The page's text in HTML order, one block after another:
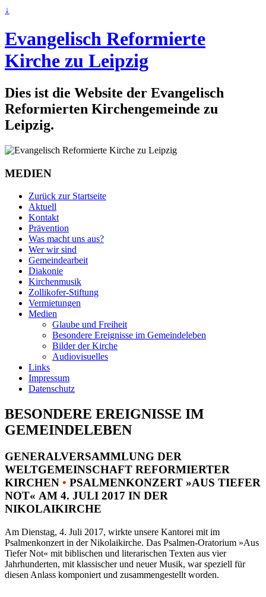
↓
Evangelisch Reformierte
Kirche zu Leipzig
Dies ist die Website der Evangelisch
Reformierten Kirchengemeinde zu
Leipzig.
MEDIEN
Zurück zur Startseite
Aktuell
Kontakt
Prävention
Was macht uns aus?
Wer wir sind
Gemeindearbeit
Diakonie
Kirchenmusik
Zollikofer-Stiftung
Vermietungen
Medien
Glaube und Freiheit
Besondere Ereignisse im Gemeindeleben
Bilder der Kirche
Audiovisuelles
Links
Impressum
Datenschutz
BESONDERE EREIGNISSE IM
GEMEINDELEBEN
GENERALVERSAMMLUNG DER
WELTGEMEINSCHAFT REFORMIERTER
KIRCHEN • PSALMENKONZERT »AUS TIEFER
NOT« AM 4. JULI 2017 IN DER
NIKOLAIKIRCHE
Am Dienstag, 4. Juli 2017, wirkte unsere Kantorei mit im
Psalmenkonzert in der Nikolaikirche. Das Psalmen-Oratorium »Aus
Tiefer Not« mit biblischen und literarischen Texten aus vier
Jahrhunderten, mit klassischer und neuer Musik, war speziell für
diesen Anlass komponiert und zusammengestellt worden.